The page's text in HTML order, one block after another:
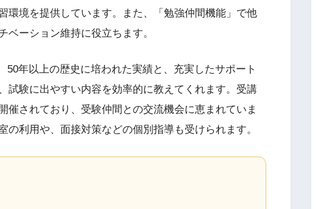
環境を提供しています。また、「勉強仲間機能」で他
ベーション維持に役立ちます。
50年以上の歴史に培われた実績と、充実したサポート
試験に出やすい内容を効率的に教えてくれます。受講
催されており、受験仲間との交流機会に恵まれていま
の利用や、面接対策などの個別指導も受けられます。